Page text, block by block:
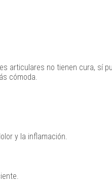
articulares no tienen cura, sí
cómoda.
y la inflamación.